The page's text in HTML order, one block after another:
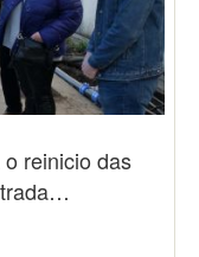
reinicio das